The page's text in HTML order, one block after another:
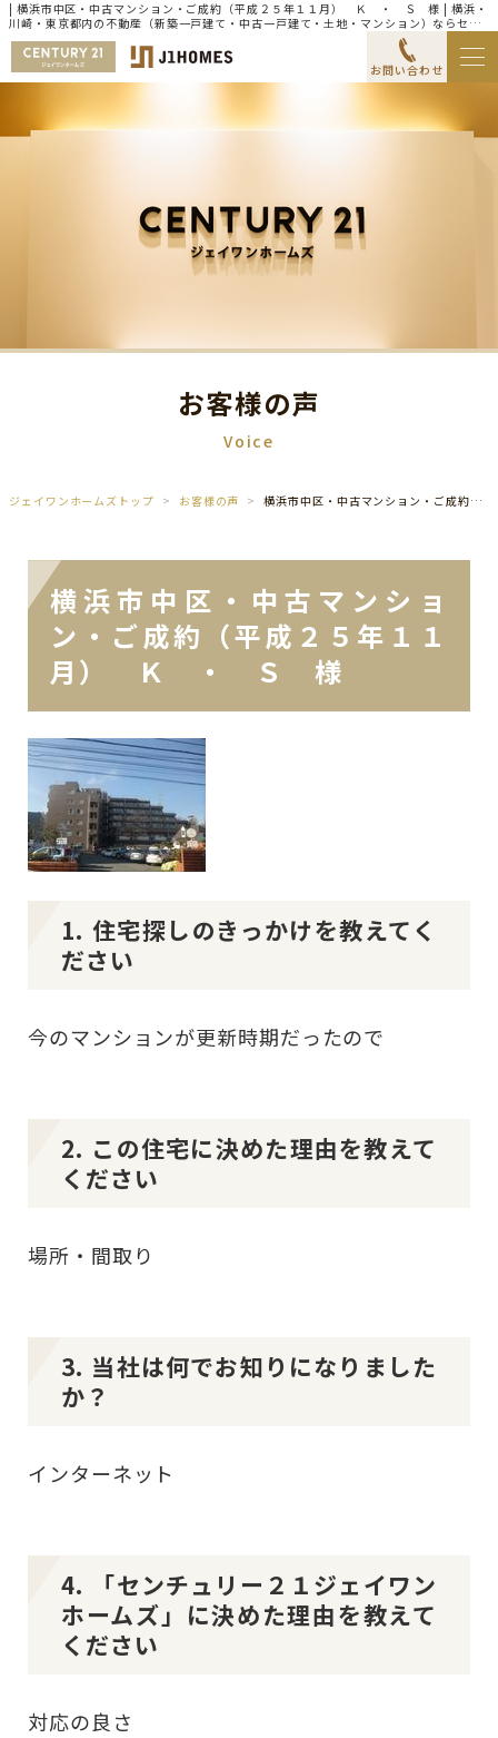
| 横浜市中区・中古マンション・ご成約（平成２５年１１月） Ｋ ・ Ｓ 様 | 横浜・
川崎・東京都内の不動産（新築一戸建て・中古一戸建て・土地・マンション）ならセン
チュリー21ジェイワンホームズ
お問い合わせ
お客様の声
Voice
ジェイワンホームズトップ お客様の声 横浜市中区・中古マンション・ご成約（平成２５年１１月） Ｋ ・ Ｓ 様
横浜市中区・中古マンショ
ン・ご成約（平成２５年１１
月） Ｋ ・ Ｓ 様
1. 住宅探しのきっかけを教えてく
ださい
今のマンションが更新時期だったので
2. この住宅に決めた理由を教えて
ください
場所・間取り
3. 当社は何でお知りになりました
か？
インターネット
4. 「センチュリー２１ジェイワン
ホームズ」に決めた理由を教えて
ください
対応の良さ